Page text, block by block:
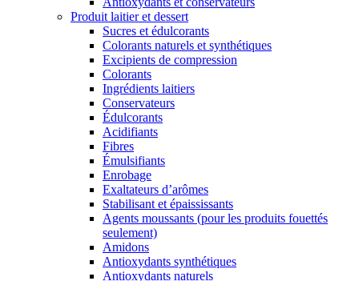
Produit laitier et dessert
Sucres et édulcorants
Colorants naturels et synthétiques
Excipients de compression
Colorants
Ingrédients laitiers
Conservateurs
Édulcorants
Acidifiants
Fibres
Émulsifiants
Enrobage
Exaltateurs d’arômes
Stabilisant et épaississants
Agents moussants (pour les produits fouettés
seulement)
Amidons
Antioxydants synthétiques
Antioxydants naturels